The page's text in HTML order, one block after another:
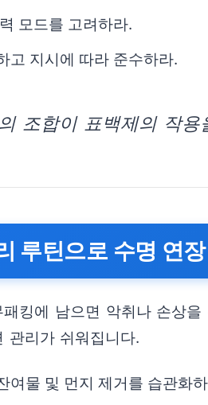
모드를 고려하라.
고 지시에 따라 준수하라.
조합이 표백제의 작용
루틴으로 수명 연장
킹에 남으면 악취나 손상
관리가 쉬워집니다.
여물 및 먼지 제거를 습관화